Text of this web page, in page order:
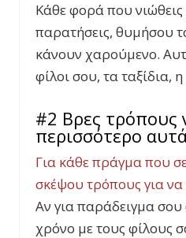
Κάθε φορά που νιώθεις
παρατήσεις, θυμήσου
κάνουν χαρούμενο.
φίλοι σου, τα ταξίδια,
#2 Βρες τρόπους
περισσότερο
Για κάθε πράγμα που
σκέψου τρόπους για να
Αν για παράδειγμα σου
χρόνο με τους φίλους